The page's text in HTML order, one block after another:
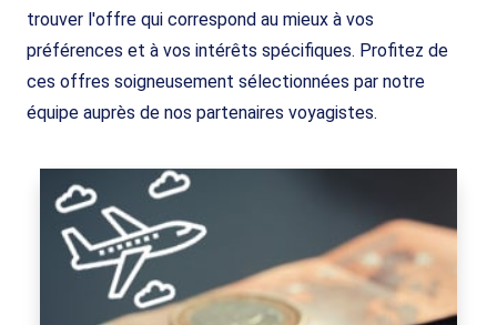
trouver l'offre qui correspond au mieux à vos
préférences et à vos intérêts spécifiques. Profitez de
ces offres soigneusement sélectionnées par notre
équipe auprès de nos partenaires voyagistes.